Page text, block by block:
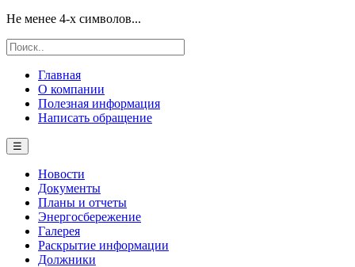
Не менее 4-х символов...
Главная
О компании
Полезная информация
Написать обращение
☰
Новости
Документы
Планы и отчеты
Энергосбережение
Галерея
Раскрытие информации
Должники